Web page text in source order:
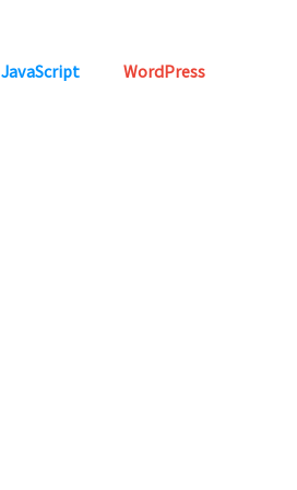
JavaScript WordPress